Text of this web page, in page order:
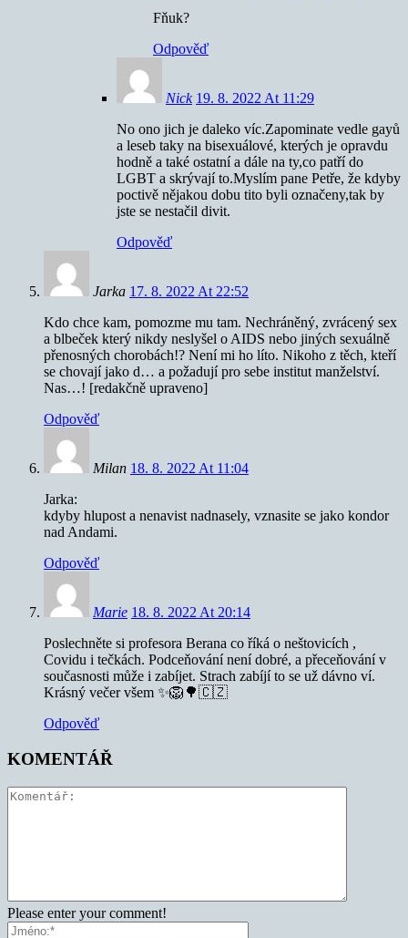
Fňuk?
Odpověď
Nick 19. 8. 2022 At 11:29
No ono jich je daleko víc.Zapominate vedle gayů
a leseb taky na bisexuálové, kterých je opravdu
hodně a také ostatní a dále na ty,co patří do
LGBT a skrývají to.Myslím pane Petře, že kdyby
poctivě nějakou dobu tito byli označeny,tak by
jste se nestačil divit.
Odpověď
Jarka 17. 8. 2022 At 22:52
Kdo chce kam, pomozme mu tam. Nechráněný, zvrácený sex
a blbeček který nikdy neslyšel o AIDS nebo jiných sexuálně
přenosných chorobách!? Není mi ho líto. Nikoho z těch, kteří
se chovají jako d… a požadují pro sebe institut manželství.
Nas…! [redakčně upraveno]
Odpověď
Milan 18. 8. 2022 At 11:04
Jarka:
kdyby hlupost a nenavist nadnasely, vznasite se jako kondor
nad Andami.
Odpověď
Marie 18. 8. 2022 At 20:14
Poslechněte si profesora Berana co říká o neštovicích ,
Covidu i tečkách. Podceňování není dobré, a přeceňování v
současnosti může i zabíjet. Strach zabíjí to se už dávno ví.
Krásný večer všem ✨🦁🌳🇨🇿
Odpověď
KOMENTÁŘ
Please enter your comment!